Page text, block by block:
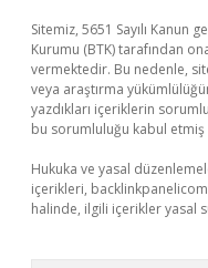
Sitemiz, 5651 Sayılı Kanun
Kurumu (BTK) tarafından
vermektedir. Bu nedenle,
veya araştırma
yazdıkları içeriklerin
bu sorumluluğu kabul etmiş
Hukuka ve yasal
içerikleri,
halinde, ilgili içerikler yasal